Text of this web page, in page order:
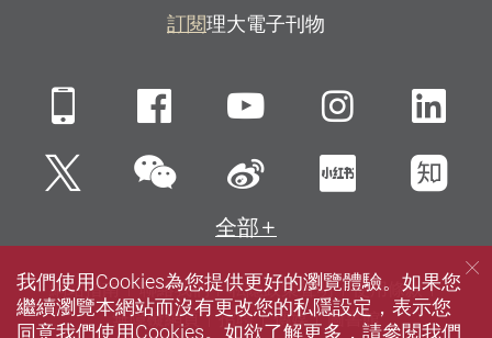
訂閱理大電子刊物
Mobile FacebookYouTube
Twitter微信 新浪微博小紅書知
全部
網站指南 聯絡我們 私隱政策聲明
使用條款
無障礙網頁
招聘 傳媒 圖書館
我們使用Cookies為您提供更好的瀏覽體驗。如果您
繼續瀏覽本網站而沒有更改您的私隱設定，表示您
同意我們使用Cookies。如欲了解更多，請參閱我們